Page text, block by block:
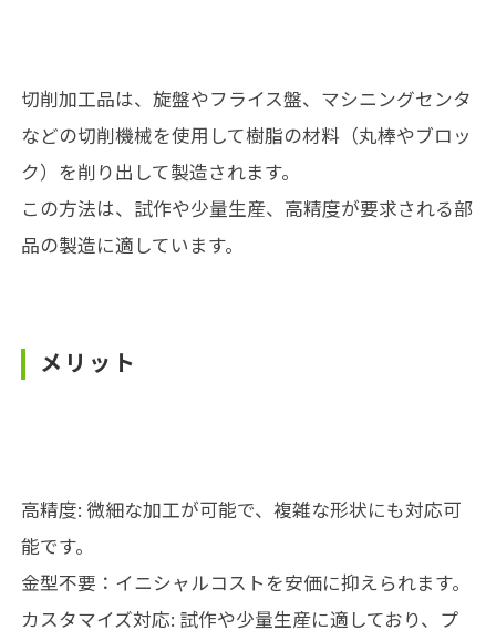
切削加工品は、旋盤やフライス盤、マシニングセンタ
などの切削機械を使用して樹脂の材料（丸棒やブロッ
ク）を削り出して製造されます。
この方法は、試作や少量生産、高精度が要求される部
品の製造に適しています。
メリット
高精度: 微細な加工が可能で、複雑な形状にも対応可
能です。
金型不要：イニシャルコストを安価に抑えられます。
カスタマイズ対応: 試作や少量生産に適しており、プ